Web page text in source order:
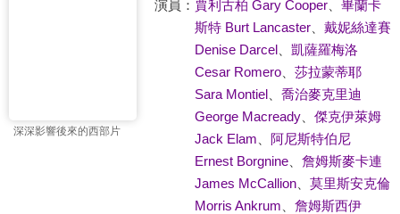
深深影響後來的西部片
演員： 賈利古柏 Gary Cooper、 畢蘭卡
斯特 Burt Lancaster、 戴妮絲達賽
Denise Darcel、 凱薩羅梅洛
Cesar Romero、 莎拉蒙蒂耶
Sara Montiel、 喬治麥克里迪
George Macready、 傑克伊萊姆
Jack Elam
阿尼斯特伯尼
Ernest Borgnine、 詹姆斯麥卡連
James McCallion、 莫里斯安克倫
Morris Ankrum
詹姆斯西伊